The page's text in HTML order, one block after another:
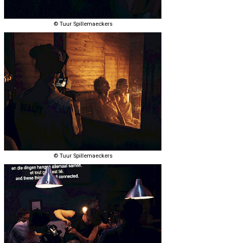
© Tuur Spillemaeckers
© Tuur Spillemaeckers